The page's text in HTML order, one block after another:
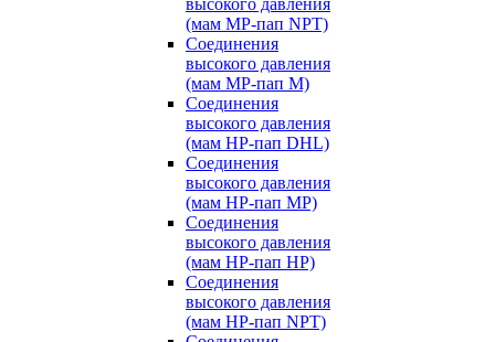
высокого давления
(мам MP-пап NPT)
Соединения
высокого давления
(мам MP-пап M)
Соединения
высокого давления
(мам HP-пап DHL)
Соединения
высокого давления
(мам HP-пап MP)
Соединения
высокого давления
(мам HP-пап HP)
Соединения
высокого давления
(мам HP-пап NPT)